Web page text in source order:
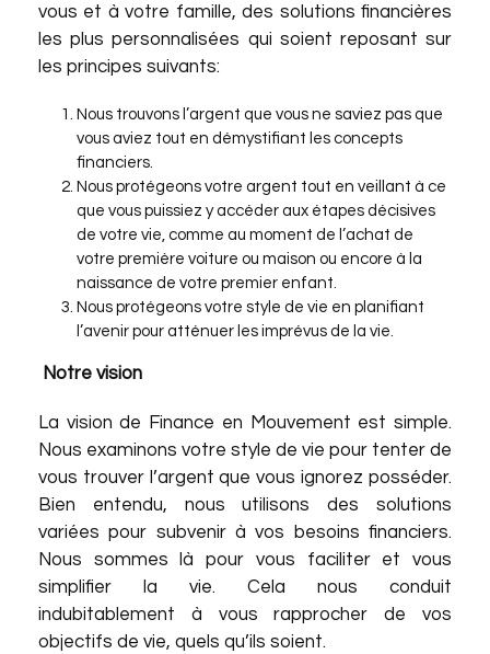
vous et à votre famille, des solutions financières
les plus personnalisées qui soient reposant sur
les principes suivants:
Nous trouvons l’argent que vous ne saviez pas que
vous aviez tout en démystifiant les concepts
financiers.
Nous protégeons votre argent tout en veillant à ce
que vous puissiez y accéder aux étapes décisives
de votre vie, comme au moment de l’achat de
votre première voiture ou maison ou encore à la
naissance de votre premier enfant.
Nous protégeons votre style de vie en planifiant
l’avenir pour atténuer les imprévus de la vie.
Notre vision
La vision de Finance en Mouvement est simple.
Nous examinons votre style de vie pour tenter de
vous trouver l’argent que vous ignorez posséder.
Bien entendu, nous utilisons des solutions
variées pour subvenir à vos besoins financiers.
Nous sommes là pour vous faciliter et vous
simplifier la vie. Cela nous conduit
indubitablement à vous rapprocher de vos
objectifs de vie, quels qu’ils soient.